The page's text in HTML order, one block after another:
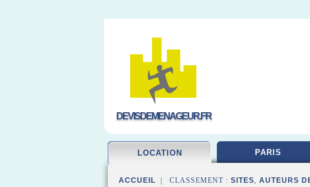
DEVISDEMENAGEUR.FR
LOCATION PARIS
ACCUEIL | CLASSEMENT : SITES, AUTEURS